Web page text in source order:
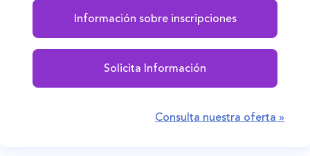
Información sobre inscripciones
Solicita Información
Consulta nuestra oferta »